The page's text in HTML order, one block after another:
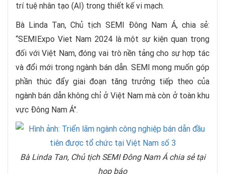
trí tuệ nhân tạo (AI) trong thiết kế vi mạch.
Bà Linda Tan, Chủ tịch SEMI Đông Nam Á, chia sẻ:
“SEMIExpo Viet Nam 2024 là một sự kiện quan trọng
đối với Việt Nam, đóng vai trò nền tảng cho sự hợp tác
và đổi mới trong ngành bán dẫn. SEMI mong muốn góp
phần thúc đẩy giai đoạn tăng trưởng tiếp theo của
ngành bán dẫn không chỉ ở Việt Nam mà còn ở toàn khu
vực Đông Nam Á".
Bà Linda Tan, Chủ tịch SEMI Đông Nam Á chia sẻ tại
họp báo